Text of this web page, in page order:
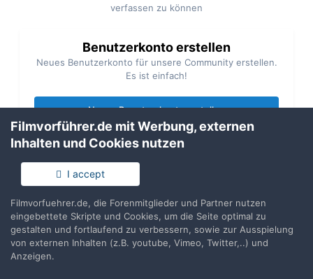
verfassen zu können
Benutzerkonto erstellen
Neues Benutzerkonto für unsere Community erstellen.
Es ist einfach!
Neues Benutzerkonto erstellen
Du hast bereits ein Benutzerkonto? Melde Dich hier an.
Jetzt anmelden
Filmvorführer.de mit Werbung, externen
Inhalten und Cookies nutzen
I accept
Filmvorfuehrer.de, die Forenmitglieder und Partner nutzen
eingebettete Skripte und Cookies, um die Seite optimal zu
gestalten und fortlaufend zu verbessern, sowie zur Ausspielung
von externen Inhalten (z.B. youtube, Vimeo, Twitter,..) und
Anzeigen.